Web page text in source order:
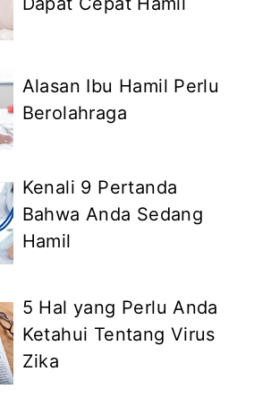
Alasan Ibu Hamil Perlu
Berolahraga
Kenali 9 Pertanda
Bahwa Anda Sedang
Hamil
5 Hal yang Perlu Anda
Ketahui Tentang Virus
Zika